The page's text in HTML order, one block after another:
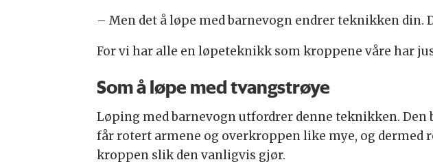
– Men det å løpe med barnevogn endrer teknikken din.
For vi har alle en løpeteknikk som kroppene våre har
Som å løpe med tvangstrøye
Løping med barnevogn utfordrer denne teknikken. Den
får rotert armene og overkroppen like mye, og dermed
kroppen slik den vanligvis gjør.